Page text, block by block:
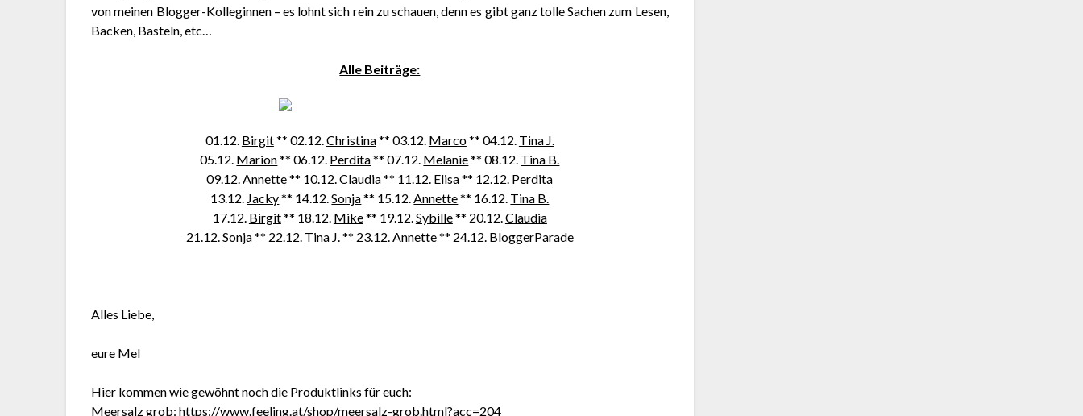
von meinen Blogger-Kolleginnen – es lohnt sich rein zu schauen, denn es gibt ganz tolle Sachen zum Lesen,
Backen, Basteln, etc…
Alle Beiträge:
01.12. Birgit** 02.12. Christina** 03.12. Marco** 04.12. Tina J.
05.12. Marion** 06.12. Perdita** 07.12. Melanie** 08.12. Tina B.
09.12. Annette** 10.12.Claudia** 11.12. Elisa** 12.12. Perdita
13.12. Jacky** 14.12.Sonja** 15.12. Annette** 16.12. Tina B.
17.12. Birgit** 18.12. Mike** 19.12. Sybille** 20.12. Claudia
21.12. Sonja** 22.12. Tina J. ** 23.12. Annette** 24.12. BloggerParade
Alles Liebe,
eure Mel
Hier kommen wie gewöhnt noch die Produktlinks für euch:
Meersalz grob:https://www.feeling.at/shop/meersalz-grob.html?acc=204